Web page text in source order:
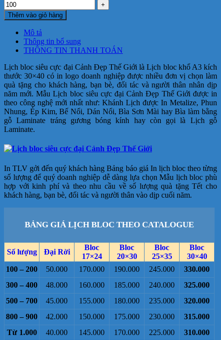
Thêm vào giỏ hàng
Mô tả
Thông tin bổ sung
THÔNG TIN THANH TOÁN
Lịch bloc siêu cực đại Cảnh Đẹp Thế Giới là Lịch bloc khổ A3 kích
thước 30×40 có in logo doanh nghiệp được nhiều đơn vị chọn làm
quà tặng cho khách hàng, bạn bè, đối tác và người thân nhân dịp
năm mới.Mẫu Lịch bloc siêu cực đại Cảnh Đẹp Thế Giới được in
theo công nghệ mới nhất như: Khánh Lịch được In Metalize, Phun
Nhung, Ép Kim, Bế Nổi, Dán Nổi, Bìa Sơn Mài hay Bìa làm bằng
gỗ Laminate tráng gương bóng kính hay còn gọi là Lịch gỗ
Laminate.
In TLV gởi đến quý khách hàng Bảng báo giá In lịch bloc theo từng
số lượng để quý doanh nghiệp dễ dàng lựa chọn Mẫu lịch bloc phù
hợp với kinh phí và theo nhu cầu về số lượng quà tặng Tết cho
khách hàng, bạn bè, đối tác và người thân vào dịp cuối năm.
BẢNG GIÁ LỊCH BLOC THEO CATALOGUE
Số lượng Đại Rời
Bloc
17×24
Bloc
20×30
Bloc
25×35
Bloc
30×40
100 – 200
50.000 170.000 190.000 245.000
330.000
300 – 400
48.000 160.000 185.000 240.000
325.000
500 – 700
45.000 155.000 180.000 235.000
320.000
800 – 900
42.000 150.000 175.000 230.000
315.000
Từ 1.000
40.000 145.000 170.000 225.000
310.000